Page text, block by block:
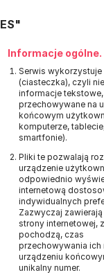
Informacje ogólne.
Serwis
(ciasteczka), czyli
informacje tekstowe,
przechowywane na
końcowym
komputerze,
smartfonie).
Pliki te pozwalają
urządzenie
odpowiednio
internetową
indywidualnych
Zazwyczaj
strony internetowej,
pochodzą, czas
przechowywania ich
urządzeniu
unikalny numer.